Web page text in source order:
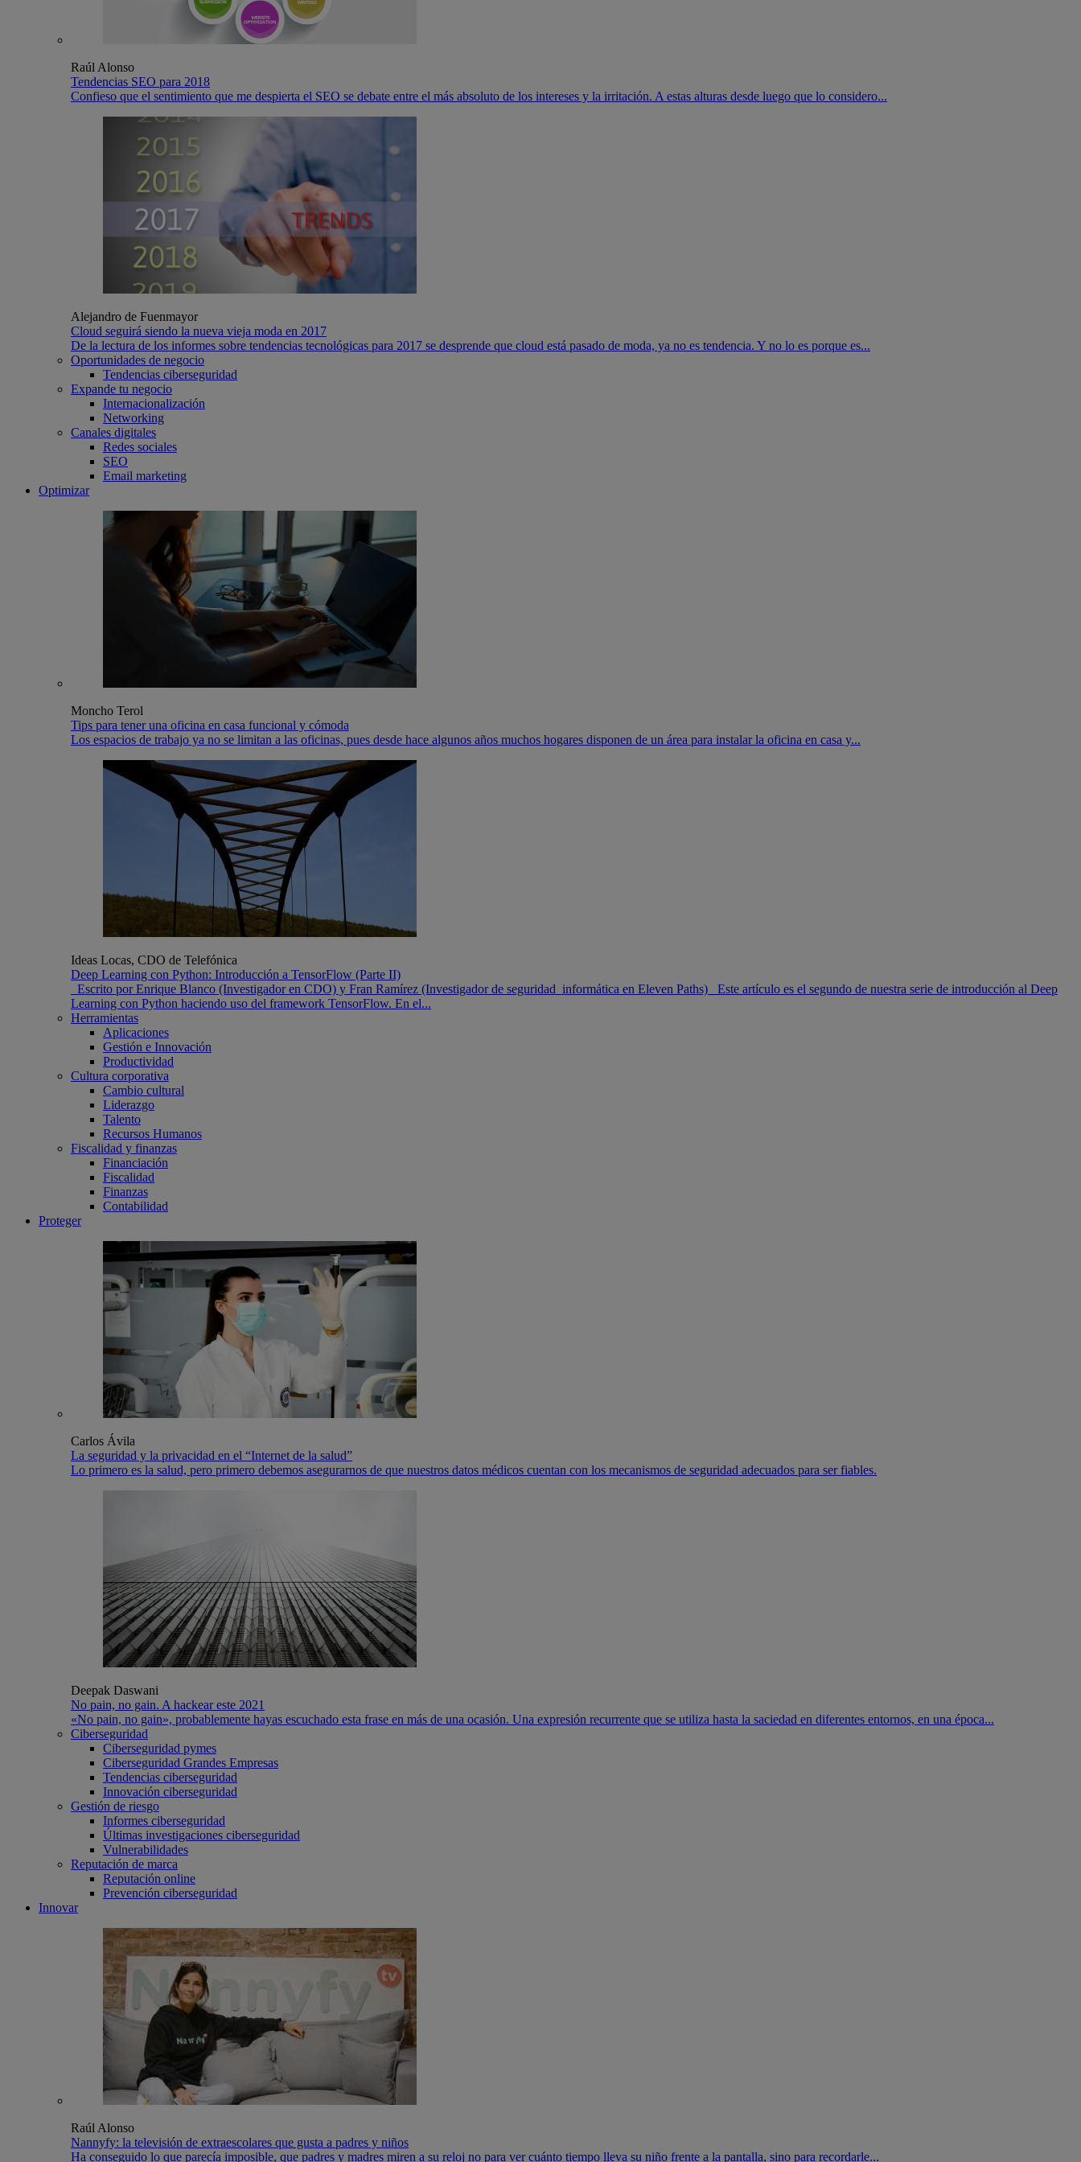
Raúl Alonso
Tendencias SEO para 2018
Confieso que el sentimiento que me despierta el SEO se debate entre el más absoluto de los intereses y la irritación. A estas alturas desde luego que lo considero...
Alejandro de Fuenmayor
Cloud seguirá siendo la nueva vieja moda en 2017
De la lectura de los informes sobre tendencias tecnológicas para 2017 se desprende que cloud está pasado de moda, ya no es tendencia. Y no lo es porque es...
Oportunidades de negocio
Tendencias ciberseguridad
Expande tu negocio
Internacionalización
Networking
Canales digitales
Redes sociales
SEO
Email marketing
Optimizar
Moncho Terol
Tips para tener una oficina en casa funcional y cómoda
Los espacios de trabajo ya no se limitan a las oficinas, pues desde hace algunos años muchos hogares disponen de un área para instalar la oficina en casa y...
Ideas Locas, CDO de Telefónica
Deep Learning con Python: Introducción a TensorFlow (Parte II)
Escrito por Enrique Blanco (Investigador en CDO) y Fran Ramírez (Investigador de seguridad informática en Eleven Paths) Este artículo es el segundo de nuestra serie de introducción al Deep
Learning con Python haciendo uso del framework TensorFlow. En el...
Herramientas
Aplicaciones
Gestión e Innovación
Productividad
Cultura corporativa
Cambio cultural
Liderazgo
Talento
Recursos Humanos
Fiscalidad y finanzas
Financiación
Fiscalidad
Finanzas
Contabilidad
Proteger
Carlos Ávila
La seguridad y la privacidad en el “Internet de la salud”
Lo primero es la salud, pero primero debemos asegurarnos de que nuestros datos médicos cuentan con los mecanismos de seguridad adecuados para ser fiables.
Deepak Daswani
No pain, no gain. A hackear este 2021
«No pain, no gain», probablemente hayas escuchado esta frase en más de una ocasión. Una expresión recurrente que se utiliza hasta la saciedad en diferentes entornos, en una época...
Ciberseguridad
Ciberseguridad pymes
Ciberseguridad Grandes Empresas
Tendencias ciberseguridad
Innovación ciberseguridad
Gestión de riesgo
Informes ciberseguridad
Últimas investigaciones ciberseguridad
Vulnerabilidades
Reputación de marca
Reputación online
Prevención ciberseguridad
Innovar
Raúl Alonso
Nannyfy: la televisión de extraescolares que gusta a padres y niños
Ha conseguido lo que parecía imposible, que padres y madres miren a su reloj no para ver cuánto tiempo lleva su niño frente a la pantalla, sino para recordarle...